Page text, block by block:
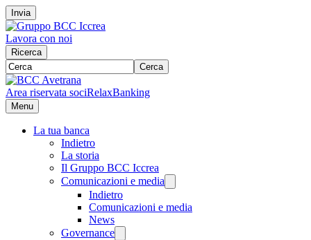
Invia
Lavora con noi
Ricerca
Cerca
Area riservata sociRelaxBanking
Menu
La tua banca
Indietro
La storia
Il Gruppo BCC Iccrea
Comunicazioni e media
Indietro
Comunicazioni e media
News
Governance